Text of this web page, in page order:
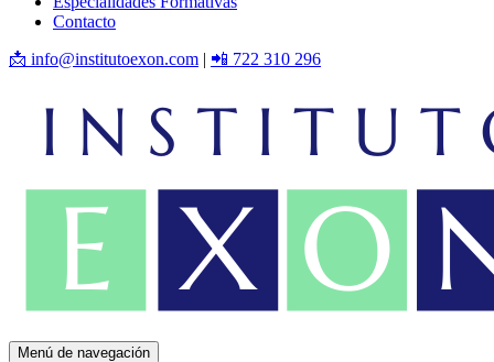
Contacto
📩 info@institutoexon.com | 📲 722 310 296
Menú de navegación